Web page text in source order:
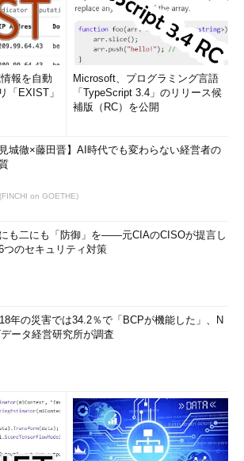
報を自動
「EXIST」
Microsoft、プログラミング言語
「TypeScript 3.4」のリリース候
補版（RC）を公開
見城徹×藤田晋】AI時代でも変わらない経営者の
on GOETHE)
も二にも「防御」を――元CIAのCISOが提言し
つのセキュリティ対策
年の災害では34.2％で「BCPが機能した」、N
ータ経営研究所が調査